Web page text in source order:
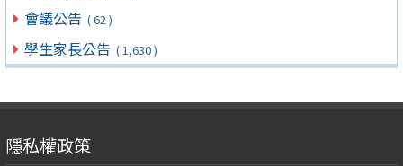
會議公告 ( 62 )
學生家長公告 ( 1,630 )
隱私權政策